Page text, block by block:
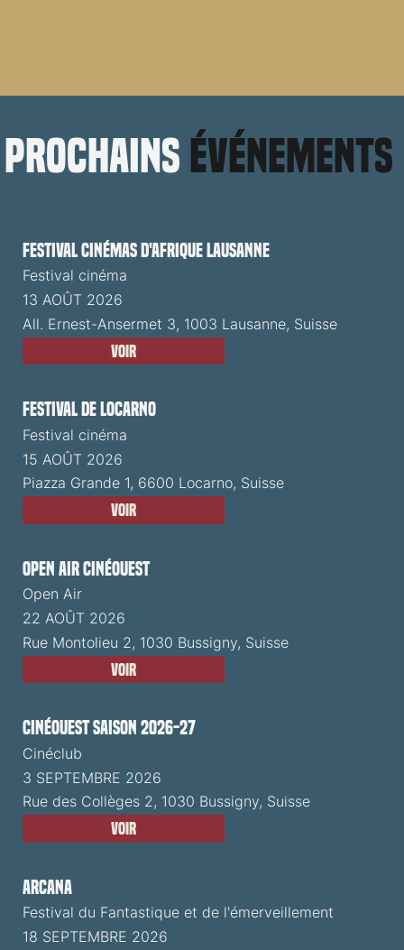
prochains événements
Festival cinémas d'Afrique Lausanne
Festival cinéma
13 AOÛT 2026
All. Ernest-Ansermet 3, 1003 Lausanne, Suisse
Voir
Festival de Locarno
Festival cinéma
15 AOÛT 2026
Piazza Grande 1, 6600 Locarno, Suisse
Voir
Open Air CinéOuest
Open Air
22 AOÛT 2026
Rue Montolieu 2, 1030 Bussigny, Suisse
Voir
CinéOuest Saison 2026-27
Cinéclub
3 SEPTEMBRE 2026
Rue des Collèges 2, 1030 Bussigny, Suisse
Voir
ARCANA
Festival du Fantastique et de l'émerveillement
18 SEPTEMBRE 2026